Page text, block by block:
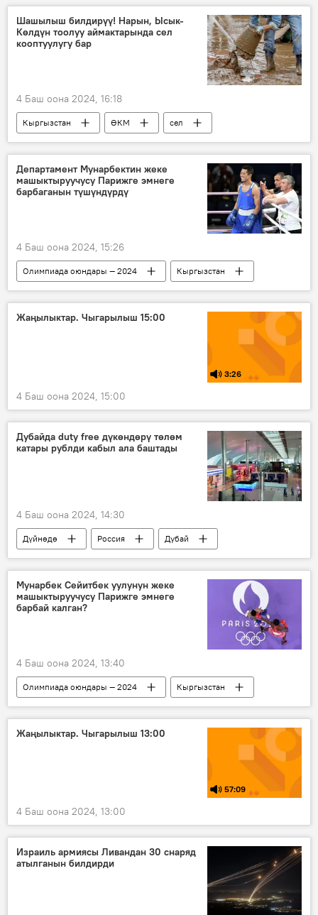
Шашылыш билдирүү! Нарын, Ысык-
Көлдүн тоолуу аймактарында сел
кооптуулугу бар
4 Баш оона 2024, 16:18
Кыргызстан ӨКМ
сел
шашылыш билдирүү
Адам өмүрүн алган Аксыдагы сел
Департамент Мунарбектин жеке
машыктыруучусу Парижге эмнеге
барбаганын түшүндүрдү
4 Баш оона 2024, 15:26
Олимпиада оюндары — 2024
Кыргызстан
олимпиада
Мунарбек Сейитбек уулу
бокс
Спорт машыктыруучу
Жаңылыктар. Чыгарылыш 15:00
3:26
4 Баш оона 2024, 15:00
Дубайда duty free дүкөндөрү төлөм
катары рублди кабыл ала баштады
4 Баш оона 2024, 14:30
Дүйнөдө Россия
Дубай
рубль
финансы соода
Мунарбек Сейитбек уулунун жеке
машыктыруучусу Парижге эмнеге
барбай калган?
4 Баш оона 2024, 13:40
Олимпиада оюндары — 2024
Кыргызстан
Спорт
олимпиада
Париж
бокс
Мунарбек Сейитбек уулу
Жаңылыктар. Чыгарылыш 13:00
57:09
4 Баш оона 2024, 13:00
Израиль армиясы Ливандан 30 снаряд
атылганын билдирди